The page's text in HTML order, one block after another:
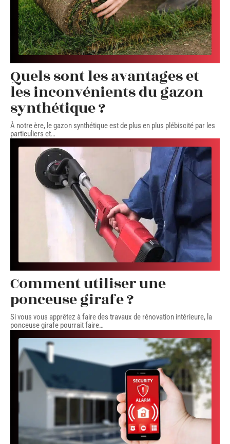
Quels sont les avantages et
les inconvénients du gazon
synthétique ?
À notre ère, le gazon synthétique est de plus en plus plébiscité par les
particuliers et…
Comment utiliser une
ponceuse girafe ?
Si vous vous apprêtez à faire des travaux de rénovation intérieure, la
ponceuse girafe pourrait faire…